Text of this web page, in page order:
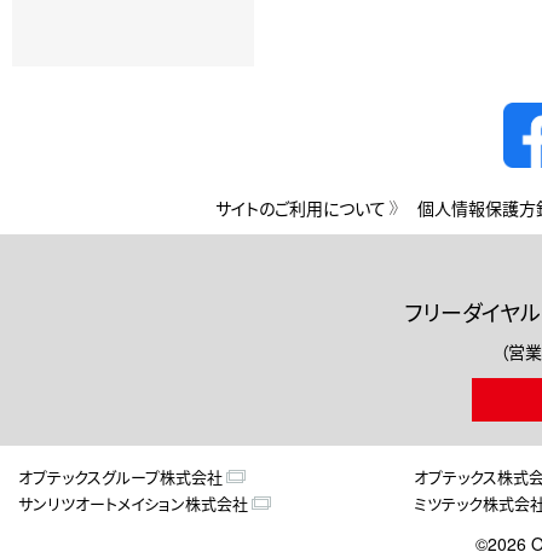
サイトのご利用について 個人情報保護方
フリーダイヤル
（営
オプテックスグループ株式会社
オプテックス株式
サンリツオートメイション株式会社
ミツテック株式会
©2026